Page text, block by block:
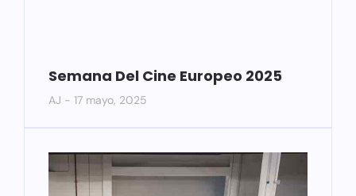
Semana Del Cine Europeo 2025
AJ 17 mayo, 2025